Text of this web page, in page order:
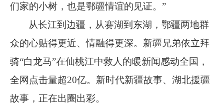
们家的小树，也是鄂疆情谊的见证。 ”
从长江到边疆，从赛湖到东湖，鄂疆两地群
众的心贴得更近、情融得更深。新疆兄弟依立拜
骑“白龙马”在仙桃江中救人的暖新闻感动全国，
全网点击量超20亿。新时代新疆故事、湖北援疆
故事，正在出圈出彩。